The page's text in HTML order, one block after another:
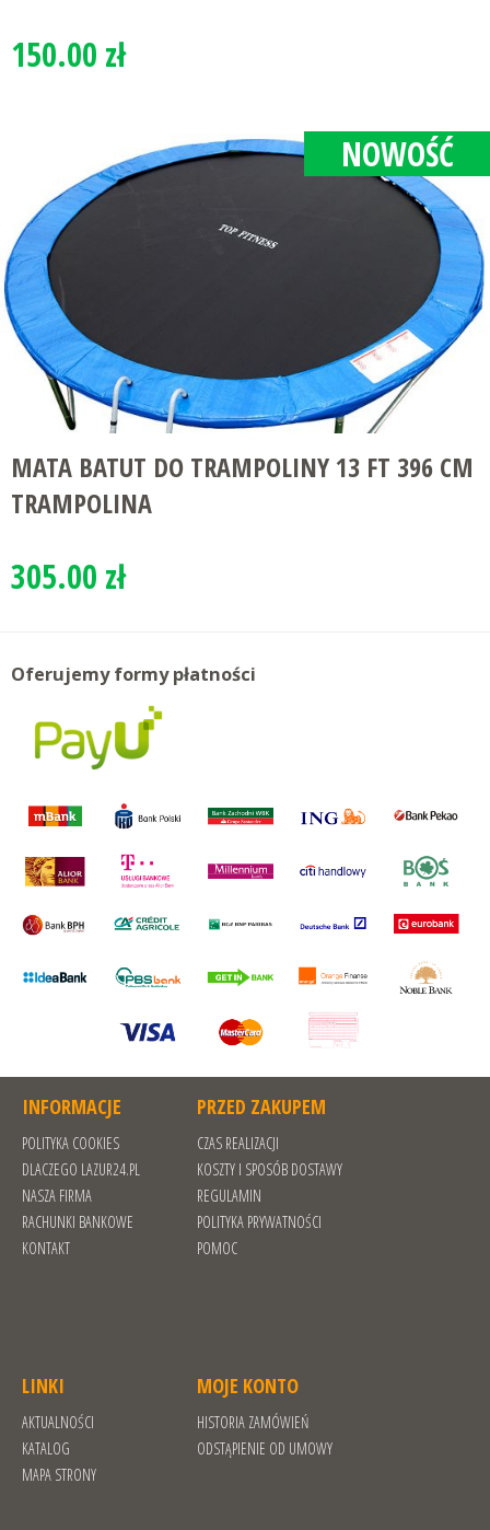
150.00 zł
NOWOŚĆ
MATA BATUT DO TRAMPOLINY 13 FT 396 CM
TRAMPOLINA
305.00 zł
Oferujemy formy płatności
INFORMACJE
POLITYKA COOKIES
DLACZEGO LAZUR24.PL
NASZA FIRMA
RACHUNKI BANKOWE
KONTAKT
PRZED ZAKUPEM
CZAS REALIZACJI
KOSZTY I SPOSÓB DOSTAWY
REGULAMIN
POLITYKA PRYWATNOŚCI
POMOC
LINKI
AKTUALNOŚCI
KATALOG
MAPA STRONY
MOJE KONTO
HISTORIA ZAMÓWIEŃ
ODSTĄPIENIE OD UMOWY